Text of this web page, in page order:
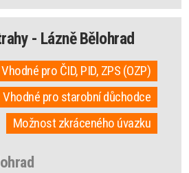
- Lázně Bělohrad
Vhodné pro ČID, PID, ZPS (OZP)
Vhodné pro starobní důchodce
Možnost zkráceného úvazku